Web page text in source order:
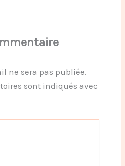
ne sera pas publiée.
sont indiqués avec